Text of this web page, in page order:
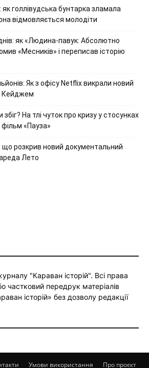
голлівудська бунтарка зламала
відмовляється молодіти
як «Людина-павук: Абсолютно
«Месників» і переписав історію
Як з офісу Netflix викрали новий
Кейджем
На тлі чуток про кризу у стосунках
«Пауза»
що розкрив новий документальний
Лето
"Караван історій". Всі права
частковий передрук матеріалів
історій» без дозволу редакції
Умови використання Про проєкт